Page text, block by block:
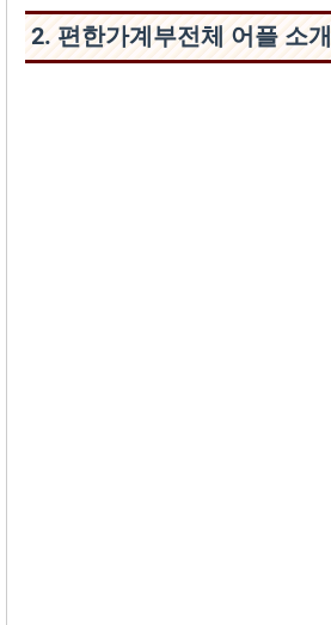
2. 편한가계‪부‬전체 어플 소개